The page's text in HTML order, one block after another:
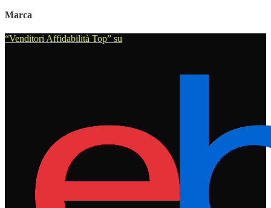
Marca
“Venditori Affidabilità Top” su